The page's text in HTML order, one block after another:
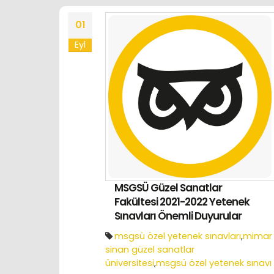
01
Eyl
MSGSÜ Güzel Sanatlar
Fakültesi 2021-2022 Yetenek
Sınavları Önemli Duyurular
msgsü özel yetenek sınavları,mimar
sinan güzel sanatlar
üniversitesi,msgsü özel yetenek sınavı